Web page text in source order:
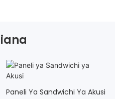
Paneli Ya Sandwichi Ya Akusi